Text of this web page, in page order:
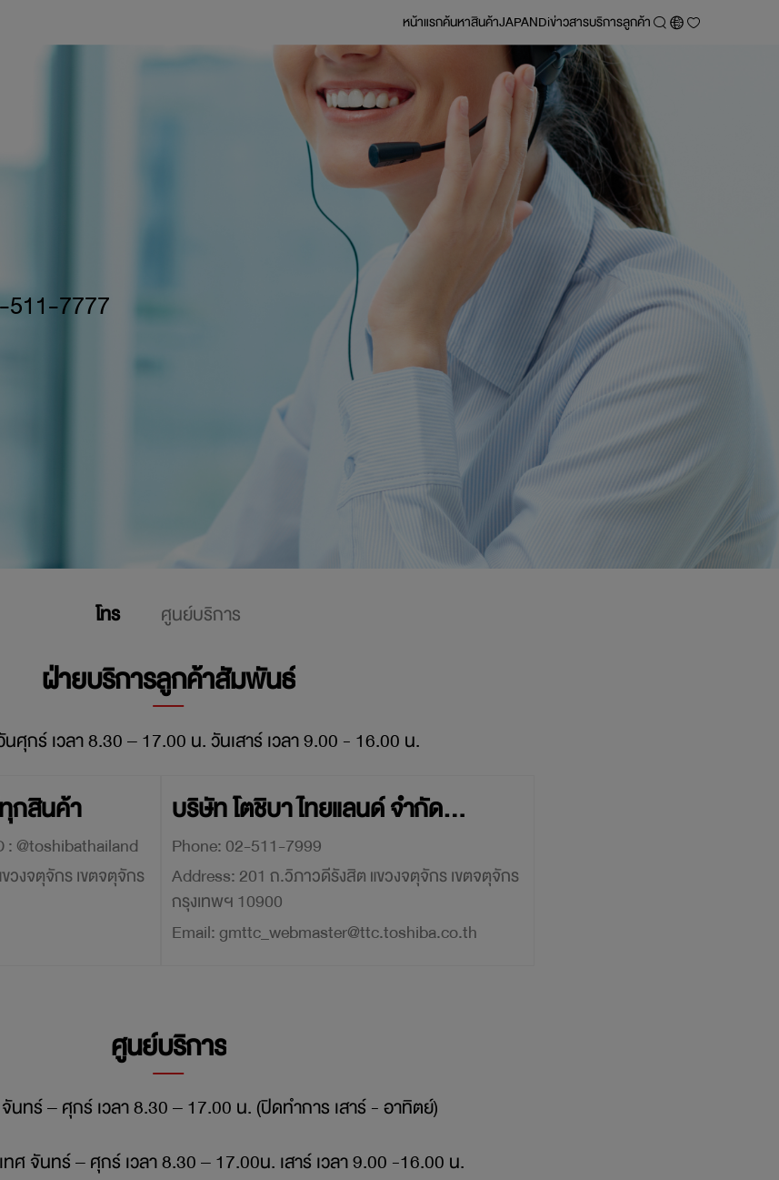
หน้าแรกค้นหาสินค้าJAPANDiข่าวสารบริการลูกค้า
511-7777
โทร ศูนย์บริการ
ฝ่ายบริการลูกค้าสัมพันธ์
ศุกร์ เวลา 8.30 – 17.00 น. วันเสาร์ เวลา 9.00 - 16.00 น.
กสินค้า
02-511-7777 LINE ID : @toshibathailand
วงจตุจักร เขตจตุจักร
บริษัท โตชิบา ไทยแลนด์ จำกัด
(สำนักงานใหญ่)
Phone:02-511-7999
Address:201 ถ.วิภาวดีรังสิต แขวงจตุจักร เขตจตุจักร
กรุงเทพฯ 10900
Email:gmttc_webmaster@ttc.toshiba.co.th
ศูนย์บริการ
นทร์ – ศุกร์ เวลา 8.30 – 17.00 น. (ปิดทำการ เสาร์ - อาทิตย์)
ศ จันทร์ – ศุกร์ เวลา 8.30 – 17.00น. เสาร์ เวลา 9.00 -16.00 น.